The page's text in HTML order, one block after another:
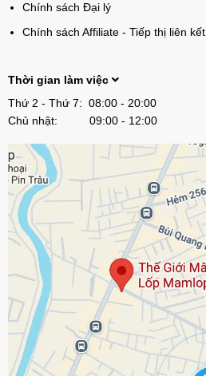
Chính sách Đại lý
Chính sách Affiliate - Tiếp thị liên kết
Thời gian làm việc
Thứ 2 - Thứ 7: 08:00 - 20:00
Chủ nhật: 09:00 - 12:00